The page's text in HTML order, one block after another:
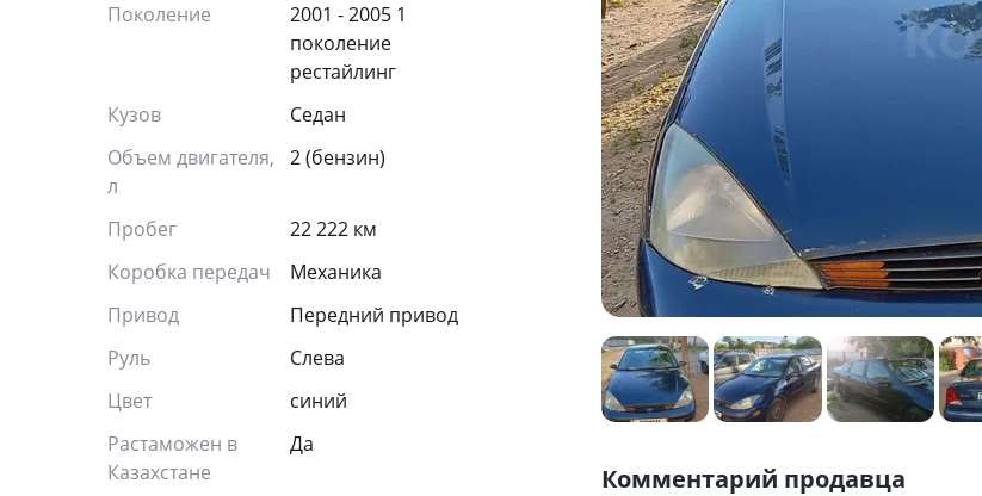
Поколение
2001 - 2005 1
поколение
рестайлинг
Кузов
Седан
Объем двигателя,
л
2 (бензин)
Пробег
22 222 км
Коробка передач
Механика
Привод
Передний привод
Руль
Слева
Цвет
синий
Растаможен в
Казахстане
Да
Комментарий продавца